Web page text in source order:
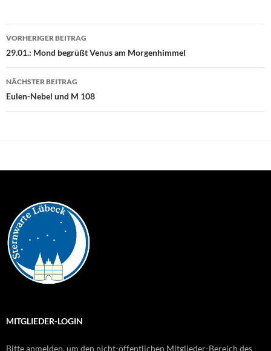
Beitragsnavigation
VORHERIGER BEITRAG
29.01.: Mond begrüßt Venus am Morgenhimmel
NÄCHSTER BEITRAG
Eulen-Nebel und M 108
MITGLIEDER-LOGIN
Bitte anmelden, um den nicht-öffentlichen Mitglieder-Bereich des